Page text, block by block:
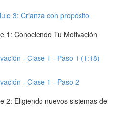
3: Crianza con propósito
1: Conociendo Tu Motivación
- Clase 1 - Paso 1 (1:18)
- Clase 1 - Paso 2
2: Eligiendo nuevos sistemas de